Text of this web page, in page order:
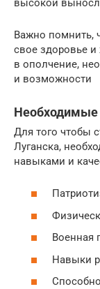
высокой
Важно помнить,
свое здоровье
в ополчение,
и возможности
Необходимые
Для того чтобы
Луганска,
навыками и
Военная
Навыки